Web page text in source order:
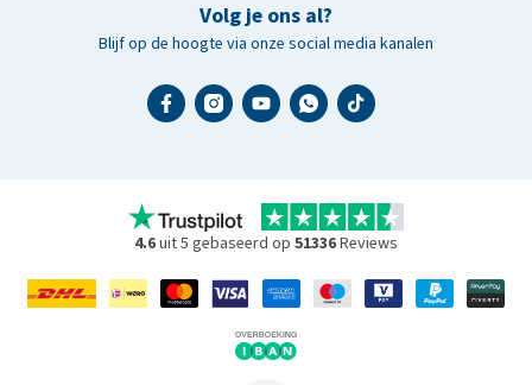
Volg je ons al?
Blijf op de hoogte via onze social media kanalen
4.6uit 5 gebaseerd op 51336Reviews